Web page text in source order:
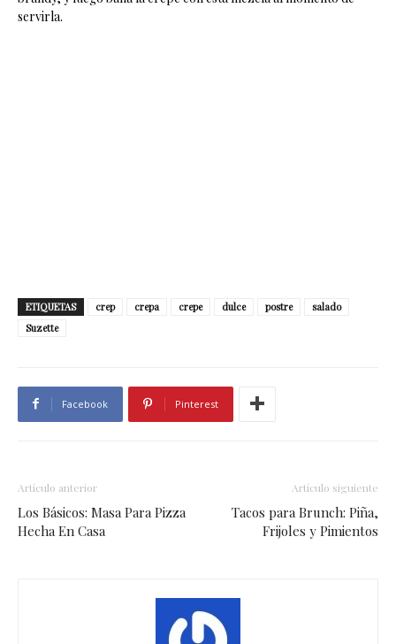
servirla.
ETIQUETAS crep crepa crepe dulce postre
salado
Suzette
Facebook Pinterest
Artículo anterior
Los Básicos: Masa Para Pizza
Hecha En Casa
Artículo siguiente
Tacos para Brunch: Piña,
Frijoles y Pimientos